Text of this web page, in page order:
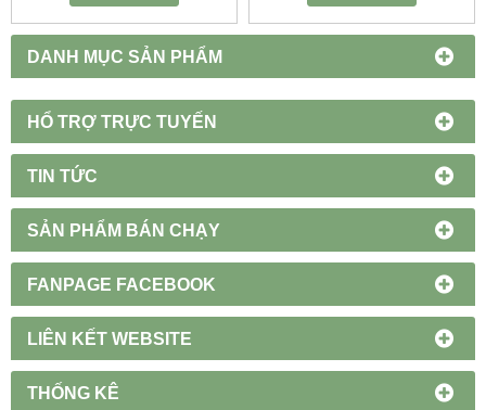
DANH MỤC SẢN PHẨM
HỔ TRỢ TRỰC TUYẾN
TIN TỨC
SẢN PHẨM BÁN CHẠY
FANPAGE FACEBOOK
LIÊN KẾT WEBSITE
THỐNG KÊ